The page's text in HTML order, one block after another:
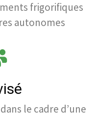
frigorifiques
autonomes
le cadre d’une